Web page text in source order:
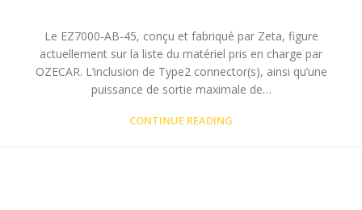
Le EZ7000-AB-45, conçu et fabriqué par Zeta, figure
actuellement sur la liste du matériel pris en charge par
OZECAR. L’inclusion de Type2 connector(s), ainsi qu’une
puissance de sortie maximale de…
CONTINUE READING